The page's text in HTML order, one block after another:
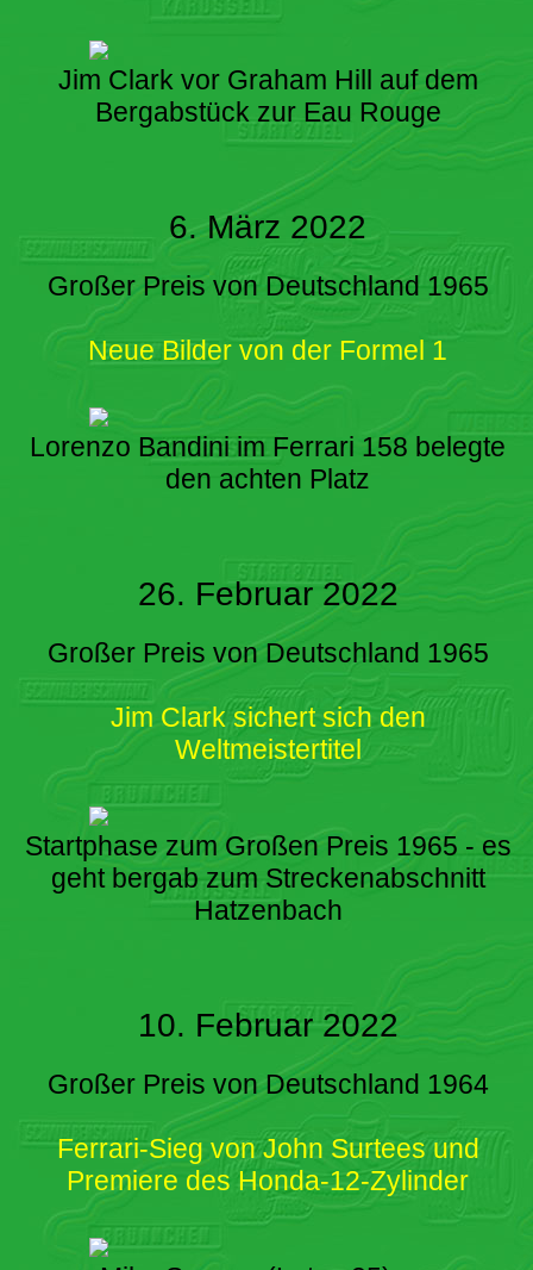
Jim Clark vor Graham Hill auf dem
Bergabstück zur Eau Rouge
6. März 2022
Großer Preis von Deutschland 1965
Neue Bilder von der Formel 1
Lorenzo Bandini im Ferrari 158 belegte
den achten Platz
26. Februar 2022
Großer Preis von Deutschland 1965
Jim Clark sichert sich den
Weltmeistertitel
Startphase zum Großen Preis 1965 - es
geht bergab zum Streckenabschnitt
Hatzenbach
10. Februar 2022
Großer Preis von Deutschland 1964
Ferrari-Sieg von John Surtees und
Premiere des Honda-12-Zylinder